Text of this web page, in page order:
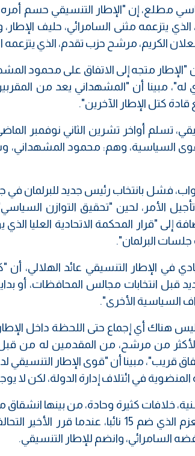
مطلع، إن "الإطار التنسيقي حسم
يتزعمه مثنى السامرائي، حليف
الكريم، مرشح حزب تقدم، الذي يتزعمه
متجه إلى الاتفاق على محمود
مبينا أن "المشهداني يعد من المقربين
كتل الإطار الآخرين".
تسلم أواخر تشرين الثاني نوفمبر
السياسية، وهم: محمود المشهداني،
فشل بانتخاب رئيس جديد للبرلمان
إلى "قرار المحكمة الاتحادية
جلسات البرلمان".
في الإطار التنسيقي عائد الهلالي،
قبل انتخابات مجالس المحافظات، أو
السياسية الأخرى".
هناك أي إجماع حتى اللحظة داخل
من مرشح، من المقدمين له من قبل
قريب"، مبينا أن "قوى الإطار التنسيقي
في ائتلاف إدارة الدولة، لكن لا
خلافات كثيرة وحادة، من بينها انشقاق
وتشكيله تحالف العزم الذي ضم 15
السامرائي، وانضم للإطار التنسيقي.